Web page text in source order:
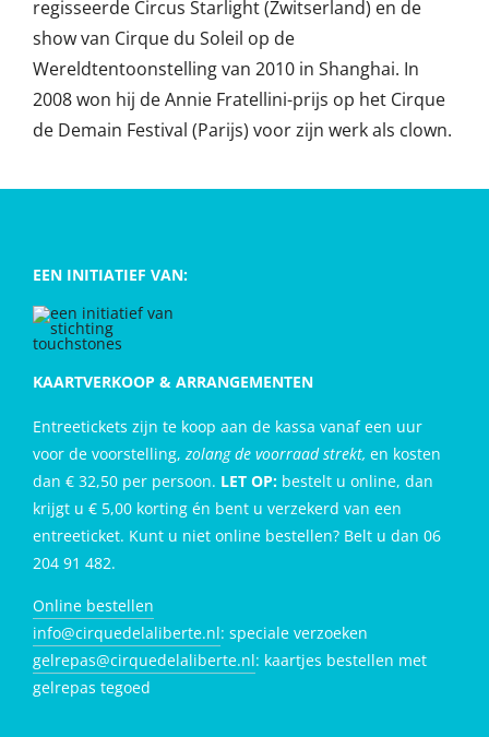
regisseerde Circus Starlight (Zwitserland) en de
show van Cirque du Soleil op de
Wereldtentoonstelling van 2010 in Shanghai. In
2008 won hij de Annie Fratellini-prijs op het Cirque
de Demain Festival (Parijs) voor zijn werk als clown.
EEN INITIATIEF VAN:
KAARTVERKOOP & ARRANGEMENTEN
Entreetickets zijn te koop aan de kassa vanaf een uur
voor de voorstelling,zolang de voorraad strekt, en kosten
dan € 32,50 per persoon. LET OP:bestelt u online, dan
krijgt u € 5,00 korting én bent u verzekerd van een
entreeticket. Kunt u niet online bestellen? Belt u dan 06
204 91 482.
Online bestellen
info@cirquedelaliberte.nl: speciale verzoeken
gelrepas@cirquedelaliberte.nl: kaartjes bestellen met
gelrepas tegoed